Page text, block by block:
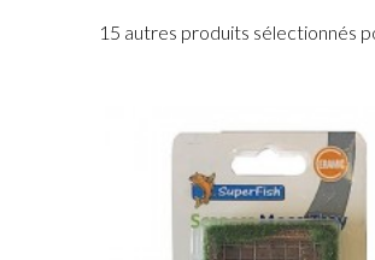
15 autres produits sélectionnés